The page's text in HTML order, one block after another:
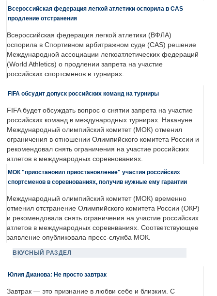
Всероссийская федерация легкой атлетики оспорила в CAS
продление отстранения
Всероссийская федерация легкой атлетики (ВФЛА)
оспорила в Спортивном арбитражном суде (CAS) решение
Международной ассоциации легкоатлетических федераций
(World Athletics) о продлении запрета на участие
российских спортсменов в турнирах.
FIFA обсудит допуск российских команд на турниры
FIFA будет обсуждать вопрос о снятии запрета на участие
российских команд в международных турнирах. Накануне
Международный олимпийский комитет (МОК) отменил
ограничения в отношении Олимпийского комитета России и
рекомендовал снять ограничения на участие российских
атлетов в международных соревнованиях.
МОК "приостановил приостановление" участия российских
спортсменов в соревнованиях, получив нужные ему гарантии
Международный олимпийский комитет (МОК) временно
отменил отстранение Олимпийского комитета России (ОКР)
и рекомендовала снять ограничения на участие российских
атлетов в международных соревнваниях. Соответствующее
заявление опубликовала пресс-служба МОК.
ВКУСНЫЙ РАЗДЕЛ
Юлия Дианова: Не просто завтрак
Завтрак — это признание в любви себе и близким. С